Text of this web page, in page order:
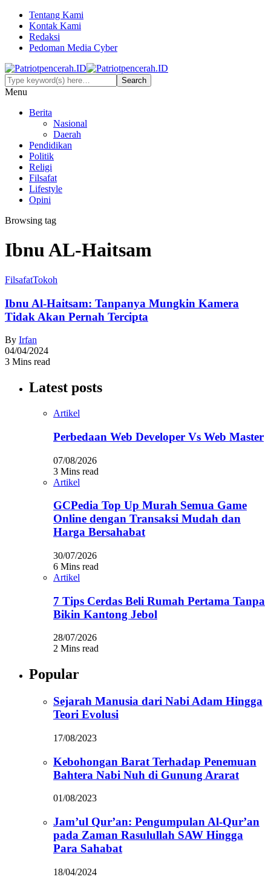
Tentang Kami
Kontak Kami
Redaksi
Pedoman Media Cyber
Menu
Berita
Nasional
Daerah
Pendidikan
Politik
Religi
Filsafat
Lifestyle
Opini
Browsing tag
Ibnu AL-Haitsam
FilsafatTokoh
Ibnu Al-Haitsam: Tanpanya Mungkin Kamera
Tidak Akan Pernah Tercipta
By Irfan
04/04/2024
3 Mins read
Latest posts
Artikel
Perbedaan Web Developer Vs Web Master
07/08/2026
3 Mins read
Artikel
GCPedia Top Up Murah Semua Game
Online dengan Transaksi Mudah dan
Harga Bersahabat
30/07/2026
6 Mins read
Artikel
7 Tips Cerdas Beli Rumah Pertama Tanpa
Bikin Kantong Jebol
28/07/2026
2 Mins read
Popular
Sejarah Manusia dari Nabi Adam Hingga
Teori Evolusi
17/08/2023
Kebohongan Barat Terhadap Penemuan
Bahtera Nabi Nuh di Gunung Ararat
01/08/2023
Jam’ul Qur’an: Pengumpulan Al-Qur’an
pada Zaman Rasulullah SAW Hingga
Para Sahabat
18/04/2024